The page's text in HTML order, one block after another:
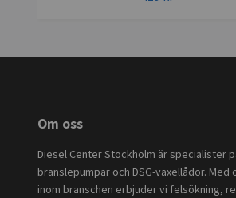
Om oss
Diesel Center Stockholm är specialister
bränslepumpar och DSG-växellådor.
inom branschen erbjuder vi felsökning,